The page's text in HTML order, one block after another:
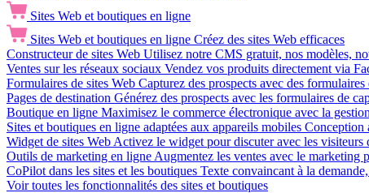
Sites Web et boutiques en ligne
Sites Web et boutiques en ligne Créez des sites Web efficaces
Constructeur de sites Web Utilisez notre CMS gratuit, nos modèles,
Ventes sur les réseaux sociaux Vendez vos produits directement via
Formulaires de sites Web Capturez des prospects avec des
Pages de destination Générez des prospects avec les formulaires de
Boutique en ligne Maximisez le commerce électronique avec la
Sites et boutiques en ligne adaptées aux appareils mobiles Conception
Widget de sites Web Activez le widget pour discuter avec les visiteurs
Outils de marketing en ligne Augmentez les ventes avec le
CoPilot dans les sites et les boutiques Texte convaincant à la
Voir toutes les fonctionnalités des sites et boutiques